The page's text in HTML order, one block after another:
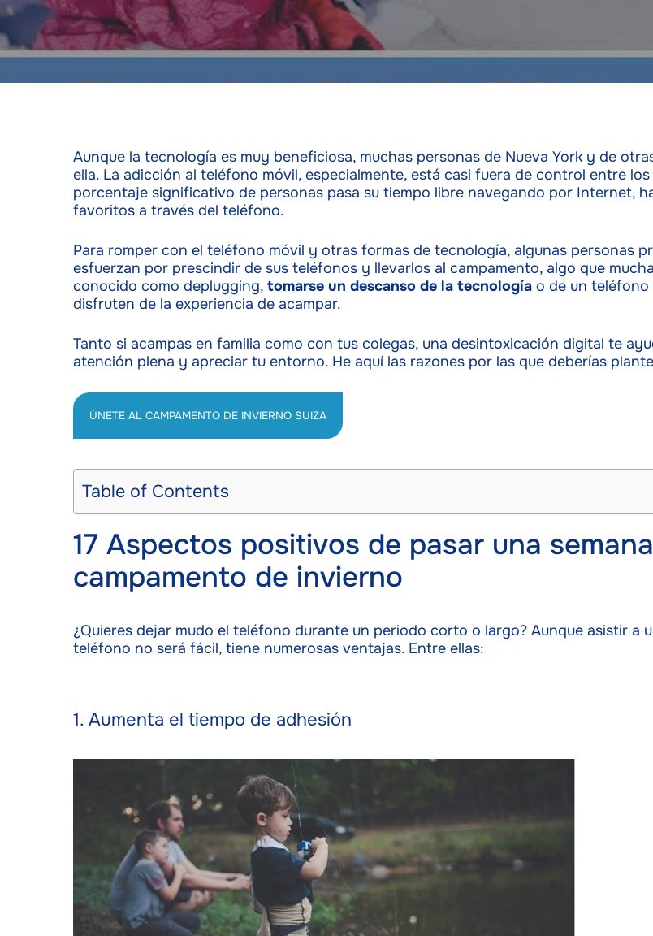
Aunque la tecnología es muy beneficiosa, muchas personas de Nueva York y de
ella. La adicción al teléfono móvil, especialmente, está casi fuera de control entre
porcentaje significativo de personas pasa su tiempo libre navegando por Internet,
favoritos a través del teléfono.
Para romper con el teléfono móvil y otras formas de tecnología, algunas personas
esfuerzan por prescindir de sus teléfonos y llevarlos al campamento, algo que
conocido como deplugging, tomarse un descanso de la tecnología o de un teléfono
disfruten de la experiencia de acampar.
Tanto si acampas en familia como con tus colegas, una desintoxicación digital te
atención plena y apreciar tu entorno. He aquí las razones por las que deberías
ÚNETE AL CAMPAMENTO DE INVIERNO SUIZA
Table of Contents
17 Aspectos positivos de pasar una
campamento de invierno
¿Quieres dejar mudo el teléfono durante un periodo corto o largo? Aunque asistir a
teléfono no será fácil, tiene numerosas ventajas. Entre ellas:
1. Aumenta el tiempo de adhesión